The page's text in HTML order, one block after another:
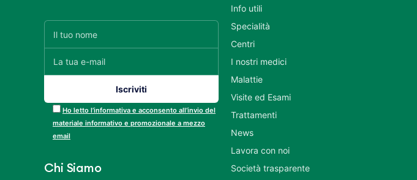
Ho letto l’informativa e acconsento all’invio del
materiale informativo e promozionale a mezzo
email
Chi Siamo
Info utili
Specialità
Centri
I nostri medici
Malattie
Visite ed Esami
Trattamenti
News
Lavora con noi
Società trasparente